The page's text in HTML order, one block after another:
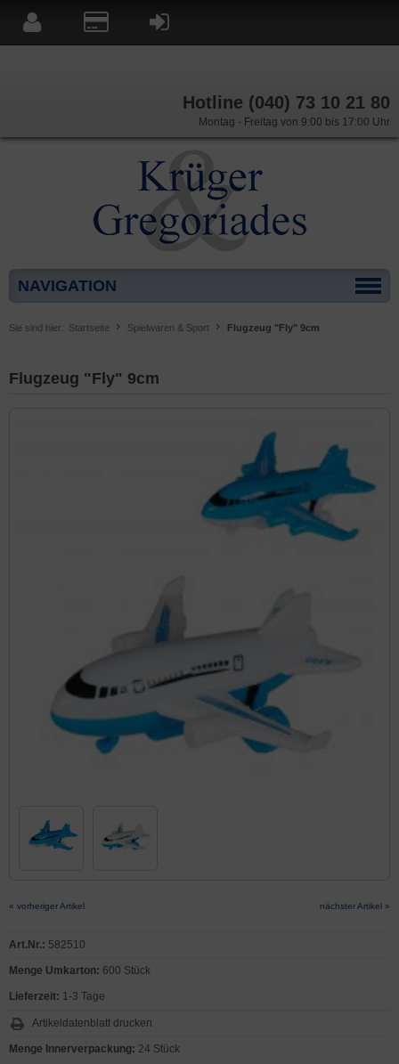
Hotline (040) 73 10 21 80
Montag - Freitag von 9:00 bis 17:00 Uhr
NAVIGATION
Sie sind hier: Startseite Spielwaren & Sport Flugzeug "Fly" 9cm
Flugzeug "Fly" 9cm
« vorheriger Artikel nächster Artikel »
Art.Nr.: 582510
Menge Umkarton: 600 Stück
Lieferzeit: 1-3 Tage
Artikeldatenblatt drucken
Menge Innerverpackung: 24 Stück